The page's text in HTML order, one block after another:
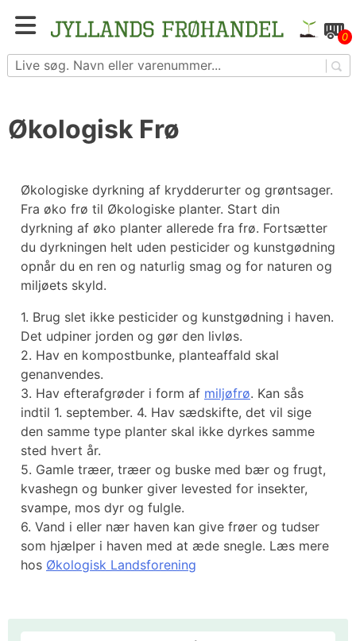
Blomster- og grøntsagsfrø fra hele Europa – få
adgang til 1.229 spændende sorter
0
Økologisk Frø
Økologiske dyrkning af krydderurter og grøntsager.
Fra øko frø til Økologiske planter. Start din
dyrkning af øko planter allerede fra frø. Fortsætter
du dyrkningen helt uden pesticider og kunstgødning
opnår du en ren og naturlig smag og for naturen og
miljøets skyld.
1. Brug slet ikke pesticider og kunstgødning i haven.
Det udpiner jorden og gør den livløs.
2. Hav en kompostbunke, planteaffald skal
genanvendes.
3. Hav efterafgrøder i form af miljøfrø. Kan sås
indtil 1. september. 4. Hav sædskifte, det vil sige
den samme type planter skal ikke dyrkes samme
sted hvert år.
5. Gamle træer, træer og buske med bær og frugt,
kvashegn og bunker giver levested for insekter,
svampe, mos dyr og fulgle.
6. Vand i eller nær haven kan give frøer og tudser
som hjælper i haven med at æde snegle. Læs mere
hos Økologisk Landsforening